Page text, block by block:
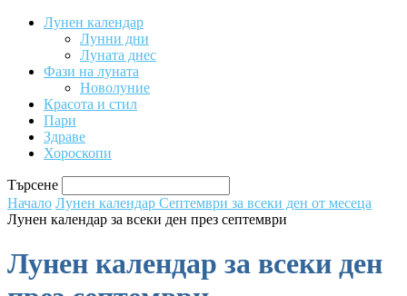
Лунен календар
Лунни дни
Луната днес
Фази на луната
Новолуние
Красота и стил
Пари
Здраве
Хороскопи
Търсене
Начало Лунен календар Септември за всеки ден от месеца
Лунен календар за всеки ден през септември
Лунен календар за всеки ден